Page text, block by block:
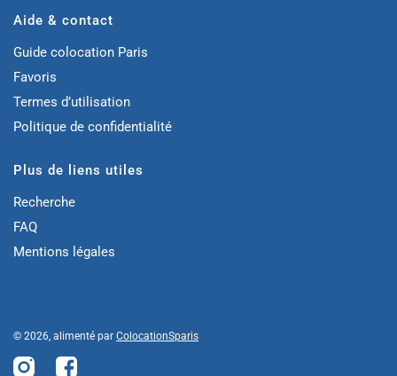
Aide & contact
Guide colocation Paris
Favoris
Termes d’utilisation
Politique de confidentialité
Plus de liens utiles
Recherche
FAQ
Mentions légales
© 2026, alimenté par ColocationSparis